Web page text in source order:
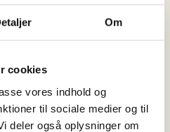
Om
cookies
vores indhold og
til sociale medier og til
deler også oplysninger om
en chance for at slå dig
energi og glæde.
arrangementer!